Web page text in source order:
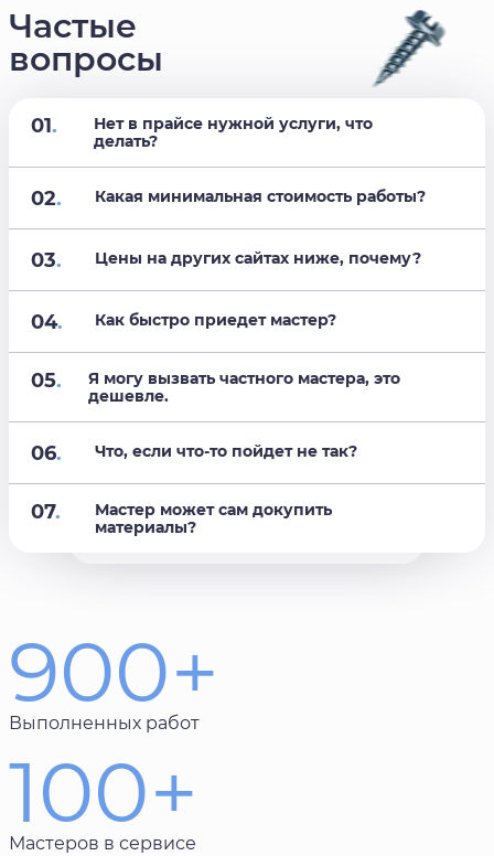
Частые
вопросы
01.
Нет в прайсе нужной услуги, что
делать?
02. Какая минимальная стоимость работы?
03. Цены на других сайтах ниже, почему?
04. Как быстро приедет мастер?
05.
Я могу вызвать частного мастера, это
дешевле.
06. Что, если что-то пойдет не так?
07.
Мастер может сам докупить
материалы?
900+
Выполненных работ
100+
Мастеров в сервисе